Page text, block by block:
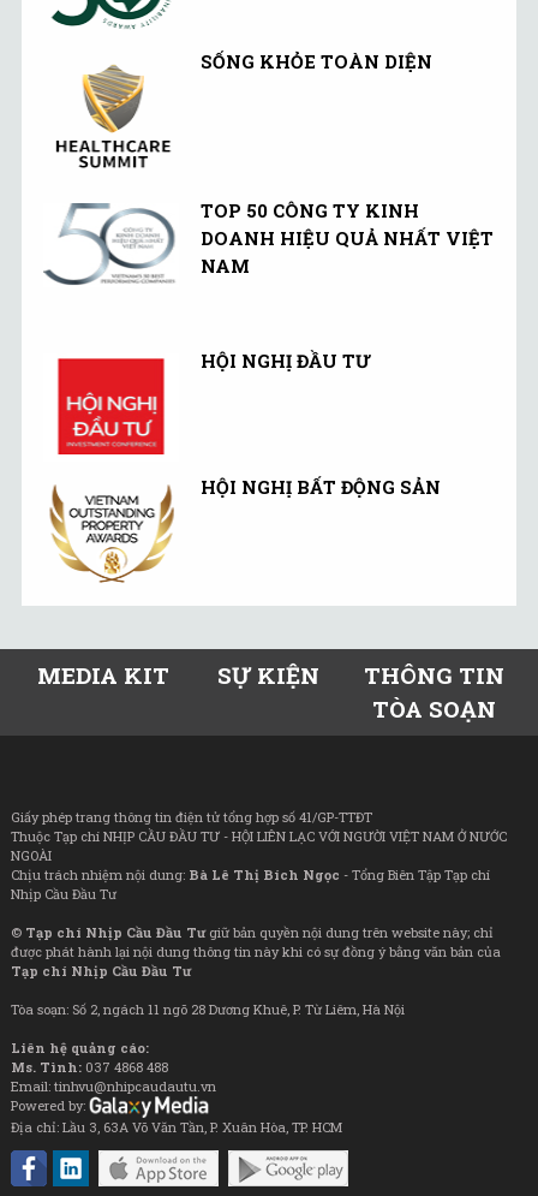
SỐNG KHỎE TOÀN DIỆN
TOP 50 CÔNG TY KINH
DOANH HIỆU QUẢ NHẤT VIỆT
NAM
HỘI NGHỊ ĐẦU TƯ
HỘI NGHỊ BẤT ĐỘNG SẢN
MEDIA KIT SỰ KIỆN
THÔNG TIN
TÒA SOẠN
Giấy phép trang thông tin điện tử tổng hợp số 41/GP-TTĐT
Thuộc Tạp chí NHỊP CẦU ĐẦU TƯ - HỘI LIÊN LẠC VỚI NGƯỜI VIỆT NAM Ở NƯỚC
NGOÀI
Chịu trách nhiệm nội dung: Bà Lê Thị Bích Ngọc - Tổng Biên Tập Tạp chí
Nhịp Cầu Đầu Tư
© Tạp chí Nhịp Cầu Đầu Tưgiữ bản quyền nội dung trên website này; chỉ
được phát hành lại nội dung thông tin này khi có sự đồng ý bằng văn bản của
Tạp chí Nhịp Cầu Đầu Tư
Tòa soạn: Số 2, ngách 11 ngõ 28 Dương Khuê, P. Từ Liêm, Hà Nội
Liên hệ quảng cáo:
Ms. Tình: 037 4868 488
Email: tinhvu@nhipcaudautu.vn
Powered by:
Địa chỉ: Lầu 3, 63A Võ Văn Tần, P. Xuân Hòa, TP. HCM